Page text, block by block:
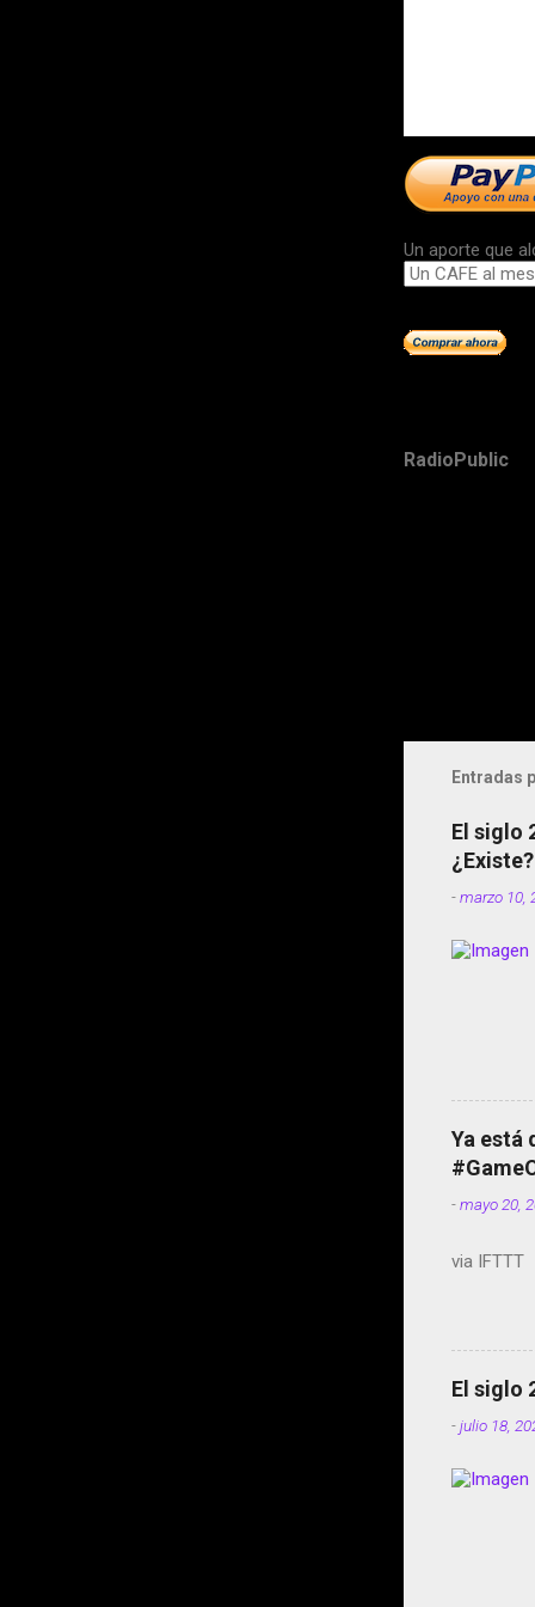
Un aporte que
RadioPublic
Entradas
El siglo
¿Existe?
-marzo 10,
Ya está
-mayo 20,
via IFTTT
El siglo
-julio 18,